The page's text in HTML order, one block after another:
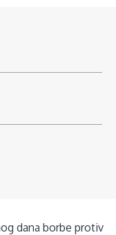
dana borbe protiv